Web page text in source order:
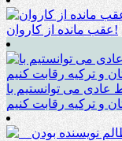
عقب مانده از کاروان!
عادی می توانستیم با
و ترکیه رقابت کنیم